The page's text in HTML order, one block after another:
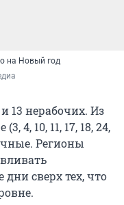
на Новый год
13 нерабочих. Из
4, 10, 11, 17, 18, 24,
Регионы
сверх тех, что